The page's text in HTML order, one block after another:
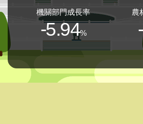
機關部門成長率
-5.94%
農